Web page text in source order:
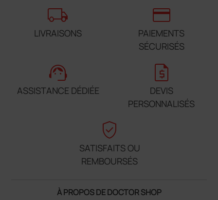
local_shipping
LIVRAISONS
credit_card
PAIEMENTS
SÉCURISÉS
support_agent
ASSISTANCE DÉDIÉE
request_quote
DEVIS
PERSONNALISÉS
verified_user
SATISFAITS OU
REMBOURSÉS
À PROPOS DE DOCTOR SHOP